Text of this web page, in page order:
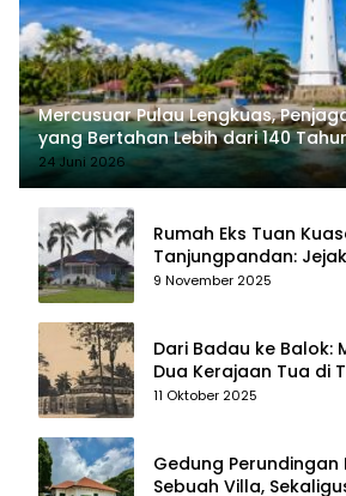
Mercusuar Pulau Lengkuas,
yang Bertahan Lebih dari 140
24 Juni 2026
Rumah Eks Tuan
Tanjungpandan:
Kenangan
9 November 2025
Dari Badau ke Balok:
Dua Kerajaan Tua di
11 Oktober 2025
Gedung Perundingan
Sebuah Villa,